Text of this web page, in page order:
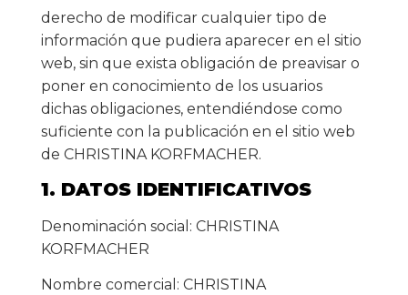
derecho de modificar cualquier tipo de
información que pudiera aparecer en el sitio
web, sin que exista obligación de preavisar o
poner en conocimiento de los usuarios
dichas obligaciones, entendiéndose como
suficiente con la publicación en el sitio web
de CHRISTINA KORFMACHER.
1. DATOS IDENTIFICATIVOS
Denominación social: CHRISTINA
KORFMACHER
Nombre comercial: CHRISTINA